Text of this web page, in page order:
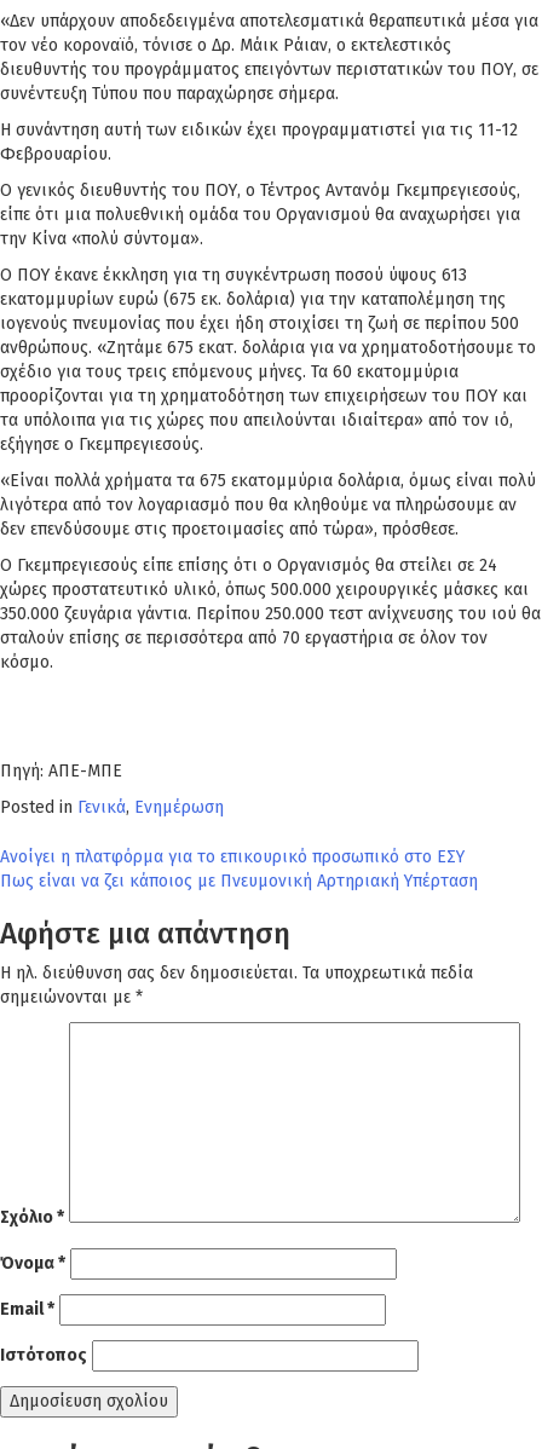
«Δεν υπάρχουν αποδεδειγμένα αποτελεσματικά θεραπευτικά μέσα για
τον νέο κοροναϊό, τόνισε ο Δρ. Μάικ Ράιαν, ο εκτελεστικός
διευθυντής του προγράμματος επειγόντων περιστατικών του ΠΟΥ, σε
συνέντευξη Τύπου που παραχώρησε σήμερα.
Η συνάντηση αυτή των ειδικών έχει προγραμματιστεί για τις 11-12
Φεβρουαρίου.
Ο γενικός διευθυντής του ΠΟΥ, ο Τέντρος Αντανόμ Γκεμπρεγιεσούς,
είπε ότι μια πολυεθνική ομάδα του Οργανισμού θα αναχωρήσει για
την Κίνα «πολύ σύντομα».
Ο ΠΟΥ έκανε έκκληση για τη συγκέντρωση ποσού ύψους 613
εκατομμυρίων ευρώ (675 εκ. δολάρια) για την καταπολέμηση της
ιογενούς πνευμονίας που έχει ήδη στοιχίσει τη ζωή σε περίπου 500
ανθρώπους. «Ζητάμε 675 εκατ. δολάρια για να χρηματοδοτήσουμε το
σχέδιο για τους τρεις επόμενους μήνες. Τα 60 εκατομμύρια
προορίζονται για τη χρηματοδότηση των επιχειρήσεων του ΠΟΥ και
τα υπόλοιπα για τις χώρες που απειλούνται ιδιαίτερα» από τον ιό,
εξήγησε ο Γκεμπρεγιεσούς.
«Είναι πολλά χρήματα τα 675 εκατομμύρια δολάρια, όμως είναι πολύ
λιγότερα από τον λογαριασμό που θα κληθούμε να πληρώσουμε αν
δεν επενδύσουμε στις προετοιμασίες από τώρα», πρόσθεσε.
Ο Γκεμπρεγιεσούς είπε επίσης ότι ο Οργανισμός θα στείλει σε 24
χώρες προστατευτικό υλικό, όπως 500.000 χειρουργικές μάσκες και
350.000 ζευγάρια γάντια. Περίπου 250.000 τεστ ανίχνευσης του ιού θα
σταλούν επίσης σε περισσότερα από 70 εργαστήρια σε όλον τον
κόσμο.
Πηγή: ΑΠΕ-ΜΠΕ
Posted in Γενικά, Ενημέρωση
Πλοήγηση
άρθρων
Ανοίγει η πλατφόρμα για το επικουρικό προσωπικό στο ΕΣΥ
Πως είναι να ζει κάποιος με Πνευμονική Αρτηριακή Υπέρταση
Αφήστε μια απάντηση
Η ηλ. διεύθυνση σας δεν δημοσιεύεται. Τα υποχρεωτικά πεδία
σημειώνονται με *
Σχόλιο*
Όνομα*
Email*
Ιστότοπος